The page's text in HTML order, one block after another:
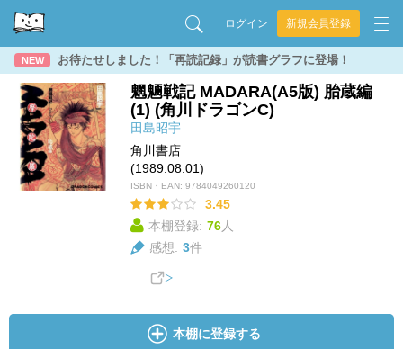
ログイン 新規会員登録
NEW お待たせしました！「再読記録」が読書グラフに登場！
魍魎戦記 MADARA(A5版) 胎蔵編
(1) (角川ドラゴンC)
田島昭宇
角川書店
(1989.08.01)
ISBN・EAN: 9784049260120
3.45
本棚登録: 76人
感想: 3件
本棚に登録する